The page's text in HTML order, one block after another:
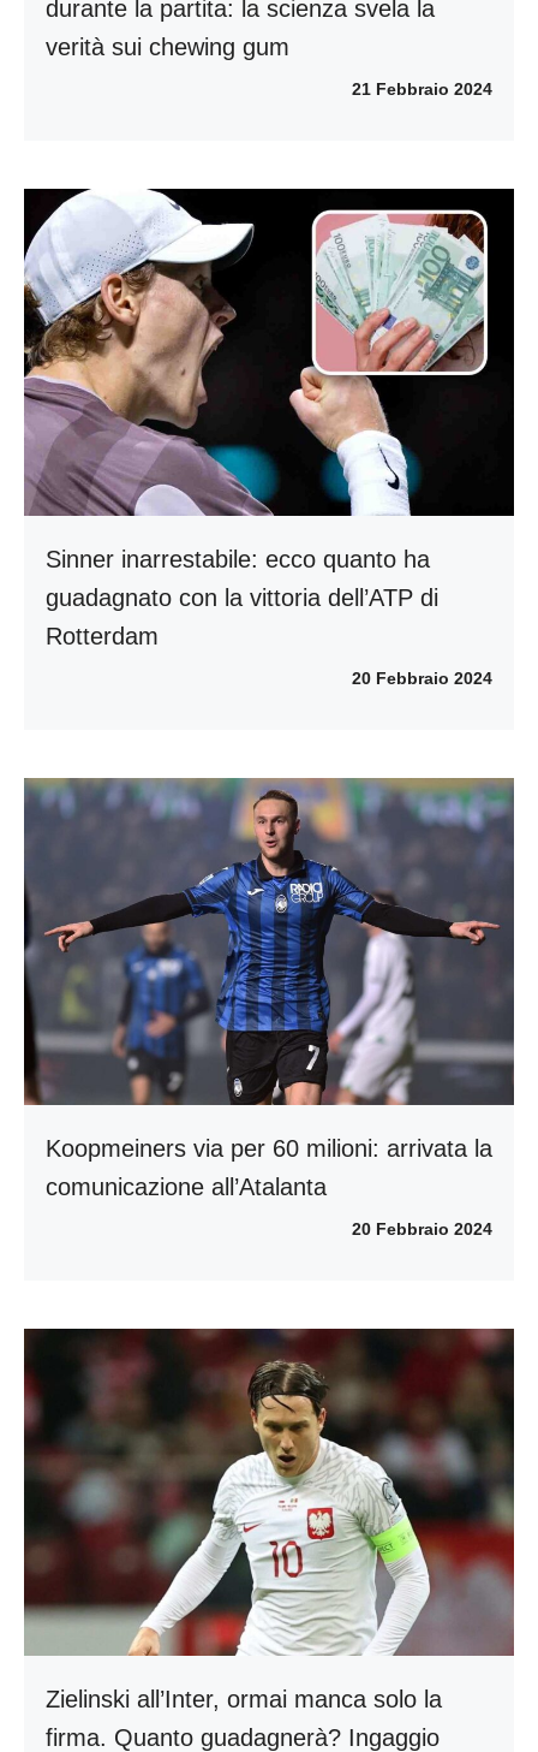
durante la partita: la scienza svela la
verità sui chewing gum
21 Febbraio 2024
Sinner inarrestabile: ecco quanto ha
guadagnato con la vittoria dell’ATP di
Rotterdam
20 Febbraio 2024
Koopmeiners via per 60 milioni: arrivata la
comunicazione all’Atalanta
20 Febbraio 2024
Zielinski all’Inter, ormai manca solo la
firma. Quanto guadagnerà? Ingaggio